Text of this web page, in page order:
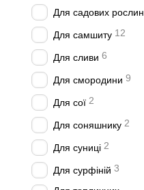
Для садових рослин
Для самшиту 12
Для сливи 6
Для смородини 9
Для сої 2
Для соняшнику 2
Для суниці 2
Для сурфіній 3